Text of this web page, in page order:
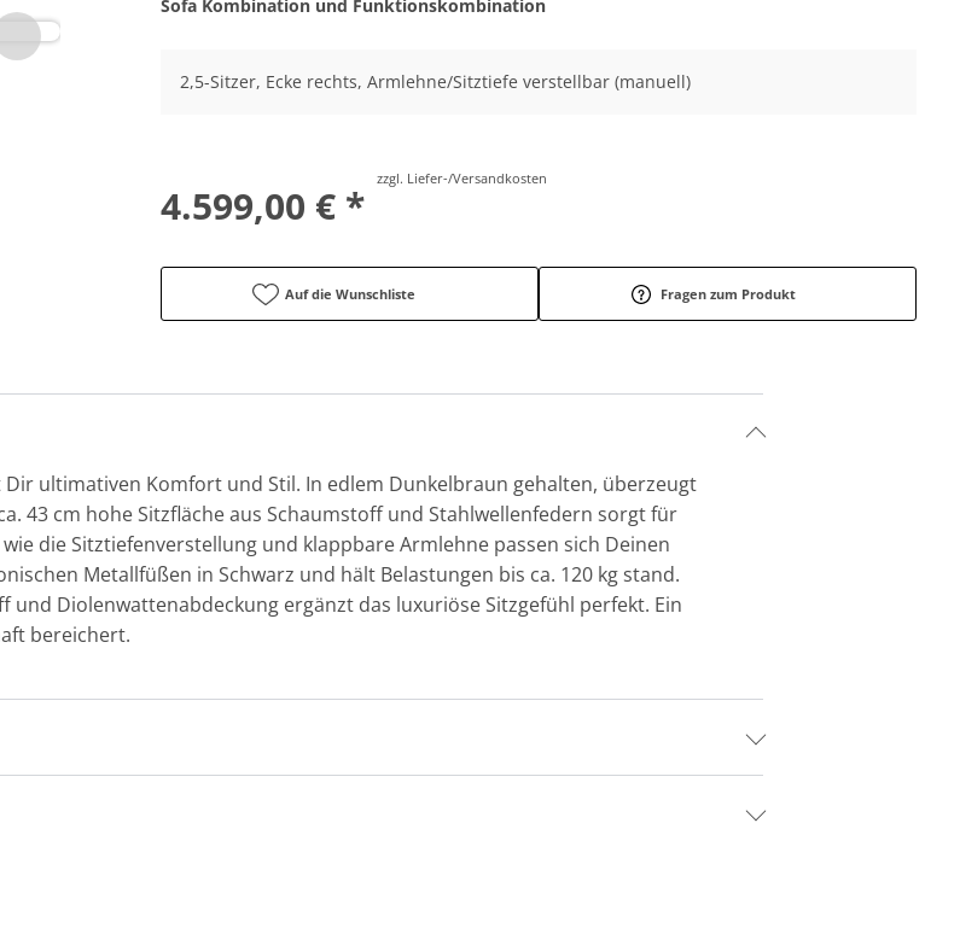
Sofa Kombination und Funktionskombination
2,5-Sitzer, Ecke rechts, Armlehne/Sitztiefe verstellbar (manuell)
4.599,00 € *
zzgl. Liefer-/Versandkosten
Auf die Wunschliste Fragen zum Produkt
ultimativen Komfort und Stil. In edlem Dunkelbraun gehalten, überzeugt
43 cm hohe Sitzfläche aus Schaumstoff und Stahlwellenfedern sorgt für
die Sitztiefenverstellung und klappbare Armlehne passen sich Deinen
Metallfüßen in Schwarz und hält Belastungen bis ca. 120 kg stand.
und Diolenwattenabdeckung ergänzt das luxuriöse Sitzgefühl perfekt. Ein
bereichert.